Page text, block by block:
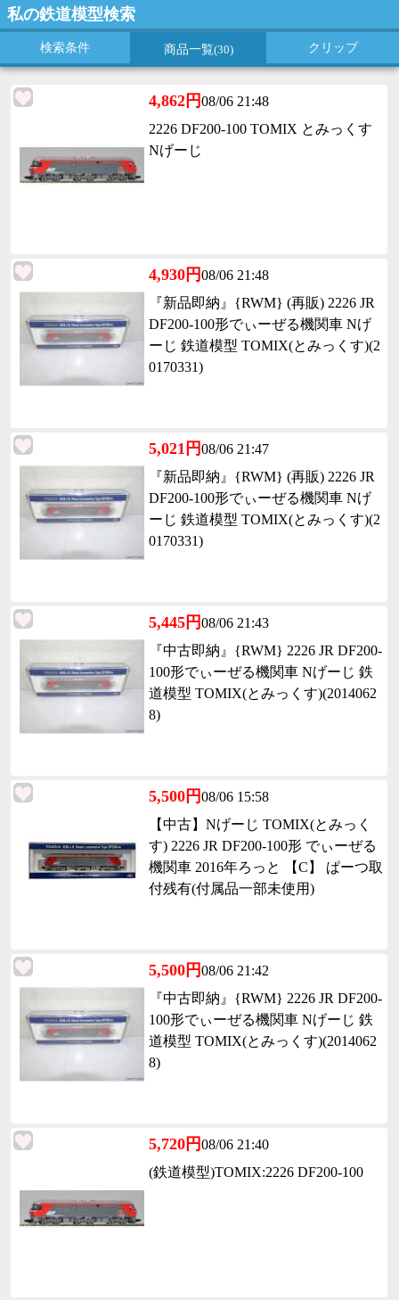
私の鉄道模型検索
検索条件 商品一覧(30) クリップ
4,862円08/06 21:48
2226 DF200-100 TOMIX とみっくす
Nげーじ
4,930円08/06 21:48
『新品即納』{RWM} (再販) 2226 JR
DF200-100形でぃーぜる機関車 Nげ
ーじ 鉄道模型 TOMIX(とみっくす)(2
0170331)
5,021円08/06 21:47
『新品即納』{RWM} (再販) 2226 JR
DF200-100形でぃーぜる機関車 Nげ
ーじ 鉄道模型 TOMIX(とみっくす)(2
0170331)
5,445円08/06 21:43
『中古即納』{RWM} 2226 JR DF200-
100形でぃーぜる機関車 Nげーじ 鉄
道模型 TOMIX(とみっくす)(2014062
8)
5,500円08/06 15:58
【中古】Nげーじ TOMIX(とみっく
す) 2226 JR DF200-100形 でぃーぜる
機関車 2016年ろっと 【C】 ぱーつ取
付残有(付属品一部未使用)
5,500円08/06 21:42
『中古即納』{RWM} 2226 JR DF200-
100形でぃーぜる機関車 Nげーじ 鉄
道模型 TOMIX(とみっくす)(2014062
8)
5,720円08/06 21:40
(鉄道模型)TOMIX:2226 DF200-100